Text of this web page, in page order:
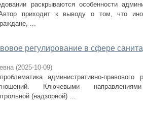
раскрываются особенности
Автор приходит к выводу о том, что
...
регулирование в сфере
(2025-10-09)
административно-
Ключевыми
(надзорной) ...